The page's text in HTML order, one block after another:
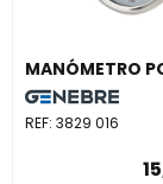
REF: 3829 016